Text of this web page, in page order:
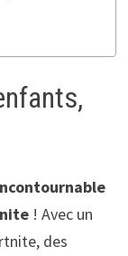
incontournable
! Avec un
des